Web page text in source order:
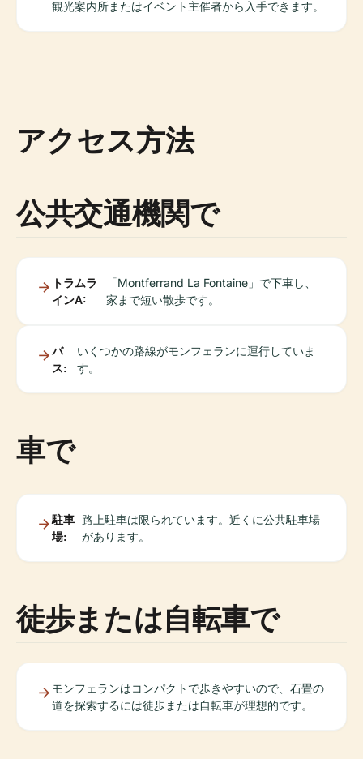
観光案内所またはイベント主催者から入手できます。
アクセス方法
公共交通機関で
トラムラ
インA:
「Montferrand La Fontaine」で下車し、
家まで短い散歩です。
バ
ス:
いくつかの路線がモンフェランに運行していま
す。
車で
駐車
場:
路上駐車は限られています。近くに公共駐車場
があります。
徒歩または自転車で
モンフェランはコンパクトで歩きやすいので、石畳の
道を探索するには徒歩または自転車が理想的です。